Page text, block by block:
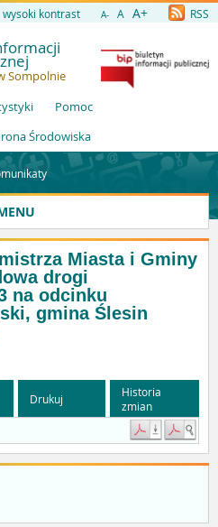
wysoki kontrast A- A A+ RSS
Sompolnie
Pomoc
Środowiska
Miasta i Gminy
drogi
na odcinku
gmina Ślesin
Drukuj
Historia
zmian